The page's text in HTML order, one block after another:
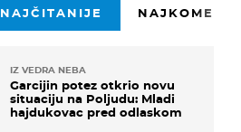
NAJČITANIJE
IZ VEDRA NEBA
Garcijin potez otkrio novu
situaciju na Poljudu: Mladi
hajdukovac pred odlaskom